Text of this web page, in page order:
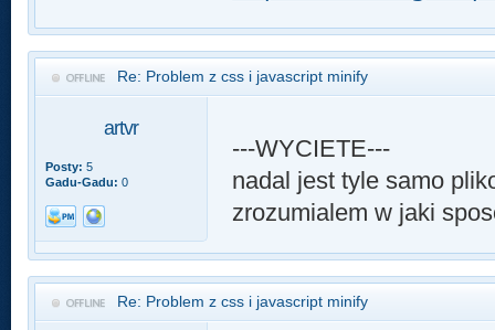
Re: Problem z css i javascript minify
artvr
Posty: 5
Gadu-Gadu: 0
---WYCIETE---
nadal jest tyle samo
zrozumialem w jaki
Re: Problem z css i javascript minify